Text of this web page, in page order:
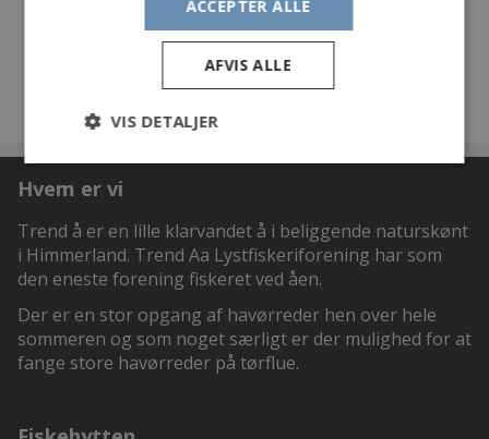
efterligner en lille fisk. Lillebror Frederik, Brian og
undertegnede fangede én ørred hver.
Hvem er vi
Trend å er en lille klarvandet å i beliggende naturskønt
i Himmerland. Trend Aa Lystfiskeriforening har som
den eneste forening fiskeret ved åen.
Der er en stor opgang af havørreder hen over hele
sommeren og som noget særligt er der mulighed for at
fange store havørreder på tørflue.
ACCEPTER ALLE
AFVIS ALLE
VIS DETALJER